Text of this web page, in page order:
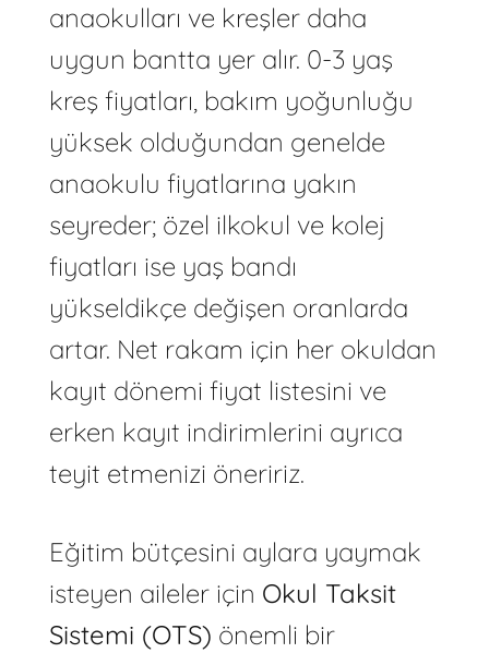
anaokulları ve kreşler daha
uygun bantta yer alır. 0-3 yaş
kreş fiyatları, bakım yoğunluğu
yüksek olduğundan genelde
anaokulu fiyatlarına yakın
seyreder; özel ilkokul ve kolej
fiyatları ise yaş bandı
yükseldikçe değişen oranlarda
artar. Net rakam için her okuldan
kayıt dönemi fiyat listesini ve
erken kayıt indirimlerini ayrıca
teyit etmenizi öneririz.
Eğitim bütçesini aylara yaymak
isteyen aileler için Okul Taksit
Sistemi (OTS) önemli bir